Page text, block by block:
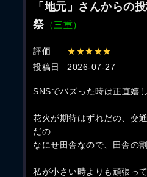
「地元」さんからの
祭（三重）
評価
★★★★★
投稿日
2026-07-27
SNSでバズった時は正直嬉
花火が期待はずれだの、交
だの
なにせ田舎なので、田舎の
私が小さい時よりも頑張っ